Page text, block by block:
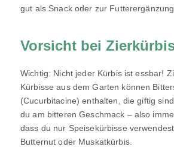
gut als Snack oder zur Futterergänzung.
Vorsicht bei
Wichtig: Nicht jeder Kürbis ist essbar!
Kürbisse aus dem Garten können
(Cucurbitacine) enthalten, die giftig
du am bitteren Geschmack – also
dass du nur Speisekürbisse
Butternut oder Muskatkürbis.